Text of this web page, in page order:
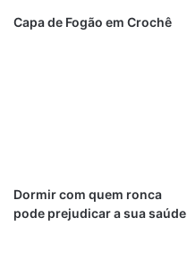
Capa de Fogão em Crochê
Dormir com quem ronca
pode prejudicar a sua saúde